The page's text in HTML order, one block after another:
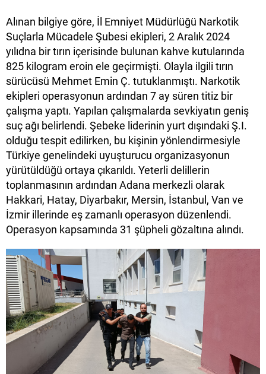
Alınan bilgiye göre, İl Emniyet Müdürlüğü Narkotik
Suçlarla Mücadele Şubesi ekipleri, 2 Aralık 2024
yılıdna bir tırın içerisinde bulunan kahve kutularında
825 kilogram eroin ele geçirmişti. Olayla ilgili tırın
sürücüsü Mehmet Emin Ç. tutuklanmıştı. Narkotik
ekipleri operasyonun ardından 7 ay süren titiz bir
çalışma yaptı. Yapılan çalışmalarda sevkiyatın geniş
suç ağı belirlendi. Şebeke liderinin yurt dışındaki Ş.I.
olduğu tespit edilirken, bu kişinin yönlendirmesiyle
Türkiye genelindeki uyuşturucu organizasyonun
yürütüldüğü ortaya çıkarıldı. Yeterli delillerin
toplanmasının ardından Adana merkezli olarak
Hakkari, Hatay, Diyarbakır, Mersin, İstanbul, Van ve
İzmir illerinde eş zamanlı operasyon düzenlendi.
Operasyon kapsamında 31 şüpheli gözaltına alındı.